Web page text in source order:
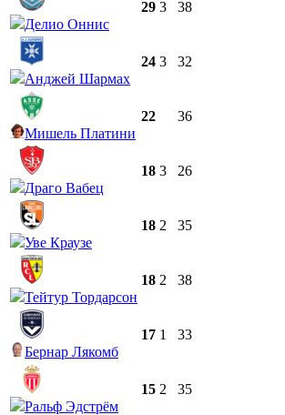
Делио Оннис
29 3 38
Анджей Шармах
24 3 32
Мишель Платини
22 36
Драго Вабец
18 3 26
Уве Краузе
18 2 35
Тейтур Тордарсон
18 2 38
Бернар Лякомб
17 1 33
Ральф Эдстрём
15 2 35